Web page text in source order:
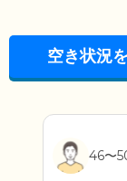
空き状況
46〜